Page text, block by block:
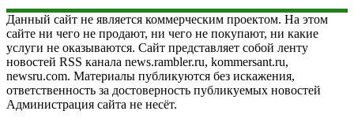
Данный сайт не является коммерческим проектом. На этом
сайте ни чего не продают, ни чего не покупают, ни какие
услуги не оказываются. Сайт представляет собой ленту
новостей RSS канала news.rambler.ru, kommersant.ru,
newsru.com. Материалы публикуются без искажения,
ответственность за достоверность публикуемых новостей
Администрация сайта не несёт.